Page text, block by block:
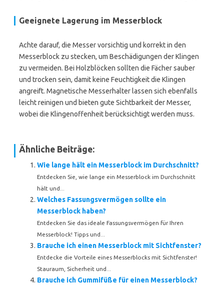
Geeignete Lagerung im Messerblock
Achte darauf, die Messer vorsichtig und korrekt in den
Messerblock zu stecken, um Beschädigungen der Klingen
zu vermeiden. Bei Holzblöcken sollten die Fächer sauber
und trocken sein, damit keine Feuchtigkeit die Klingen
angreift. Magnetische Messerhalter lassen sich ebenfalls
leicht reinigen und bieten gute Sichtbarkeit der Messer,
wobei die Klingenoffenheit berücksichtigt werden muss.
Ähnliche Beiträge:
Wie lange hält ein Messerblock im Durchschnitt?
Entdecken Sie, wie lange ein Messerblock im Durchschnitt
hält und...
Welches Fassungsvermögen sollte ein
Messerblock haben?
Entdecken Sie das ideale Fassungsvermögen für Ihren
Messerblock! Tipps und...
Brauche ich einen Messerblock mit Sichtfenster?
Entdecke die Vorteile eines Messerblocks mit Sichtfenster!
Stauraum, Sicherheit und...
Brauche ich Gummifüße für einen Messerblock?